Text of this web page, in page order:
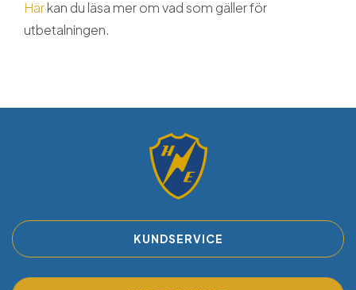
Härkan du läsa mer om vad som gäller för
utbetalningen.
KUNDSERVICE